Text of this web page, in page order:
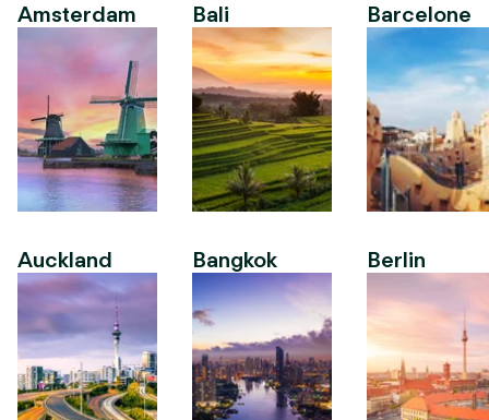
Amsterdam
Auckland
Bali
Bangkok
Barcelone
Berlin